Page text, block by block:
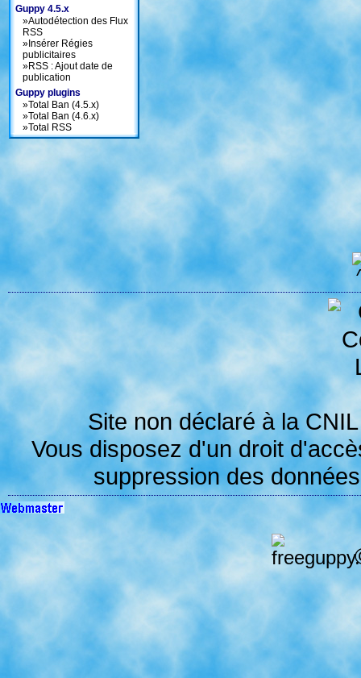
Guppy 4.5.x
»Autodétection des Flux
RSS
» Insérer Régies
publicitaires
»RSS : Ajout date de
publication
Guppy plugins
»Total Ban (4.5.x)
»Total Ban (4.6.x)
»Total RSS
Site non déclaré à la CNIL
Vous disposez d'un droit
suppression des